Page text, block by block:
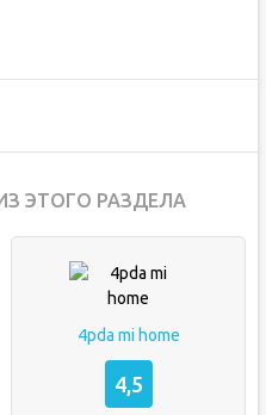
ЭТОГО РАЗДЕЛА
4pda mi home
4,5